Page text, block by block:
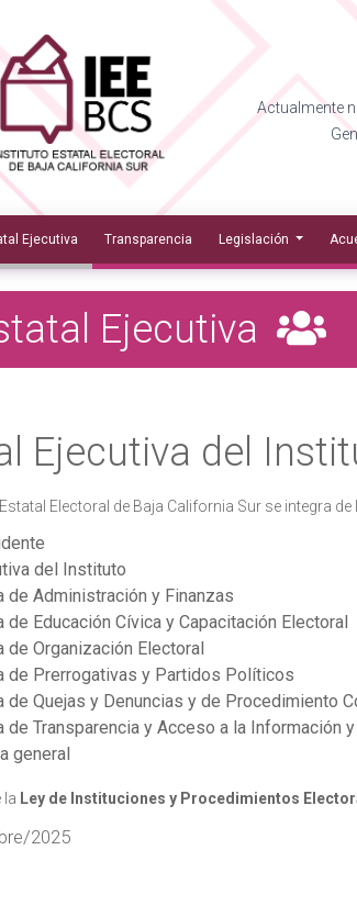
Actualmente
Ejecutiva Transparencia Legislación
Ejecutiva
Ejecutiva del
Electoral de Baja California Sur se integra
del Instituto
Administración y Finanzas
Educación Cívica y Capacitación Electoral
Organización Electoral
de Prerrogativas y Partidos Políticos
Quejas y Denuncias y de Procedimiento
de Transparencia y Acceso a la Información
general
la Ley de Instituciones y Procedimientos
2025